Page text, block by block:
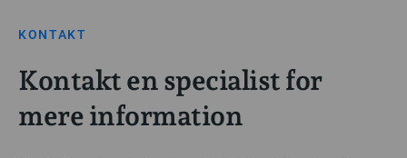
KONTAKT
Kontakt en specialist for
mere information